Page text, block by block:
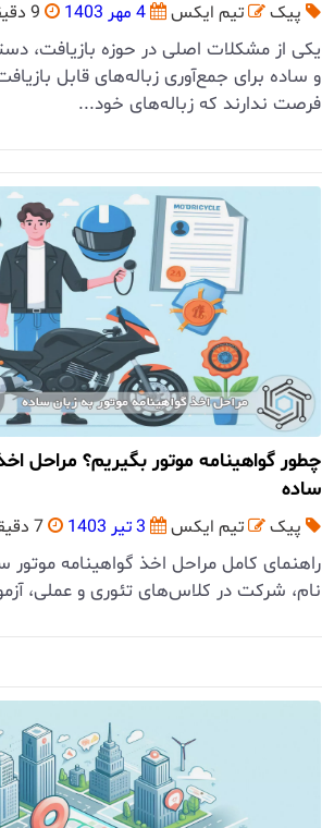
پیک تیم ایکس 4 مهر 1403 9 دقیقه
یکی از مشکلات اصلی در حوزه بازیافت،
و ساده برای جمع‌آوری زباله‌های قابل
فرصت ندارند که زباله‌های خود...
چطور گواهینامه موتور بگیریم؟ مراحل
ساده
پیک تیم ایکس 3 تیر 1403 7 دقیقه
راهنمای کامل مراحل اخذ گواهینامه
نام، شرکت در کلاس‌های تئوری و عملی،